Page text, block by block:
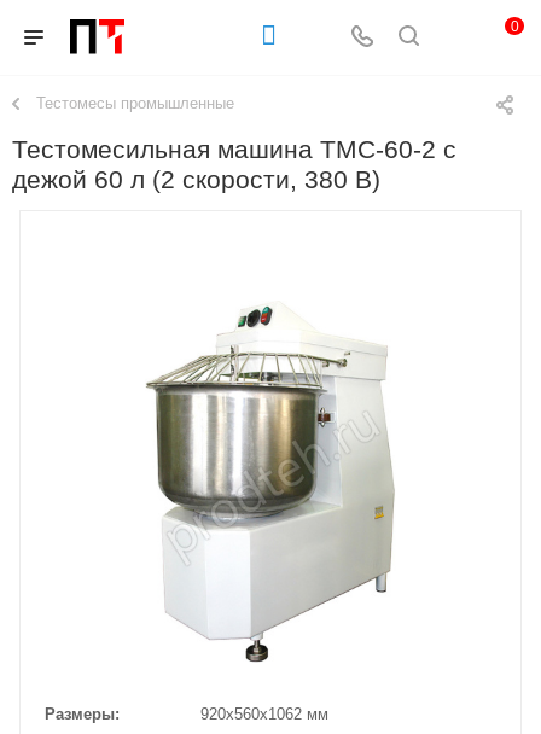
0
Тестомесы промышленные
Тестомесильная машина ТМС-60-2 с
дежой 60 л (2 скорости, 380 В)
Размеры
920х560х1062 мм